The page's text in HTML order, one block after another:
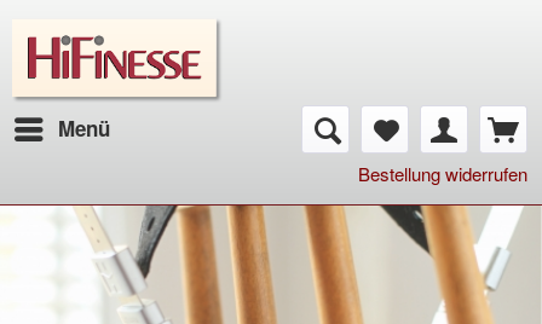
Menü
Bestellung widerrufen